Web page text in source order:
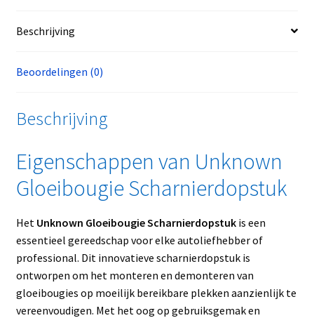
Beschrijving
Beoordelingen (0)
Beschrijving
Eigenschappen van Unknown
Gloeibougie Scharnierdopstuk
Het Unknown Gloeibougie Scharnierdopstukis een
essentieel gereedschap voor elke autoliefhebber of
professional. Dit innovatieve scharnierdopstuk is
ontworpen om het monteren en demonteren van
gloeibougies op moeilijk bereikbare plekken aanzienlijk te
vereenvoudigen. Met het oog op gebruiksgemak en